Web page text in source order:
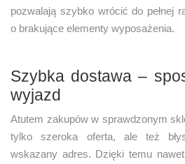
pozwalają szybko wrócić do pełnej
o brakujące elementy wyposażenia.
Szybka dostawa –
wyjazd
Atutem zakupów w sprawdzonym
tylko szeroka oferta, ale też
wskazany adres. Dzięki temu